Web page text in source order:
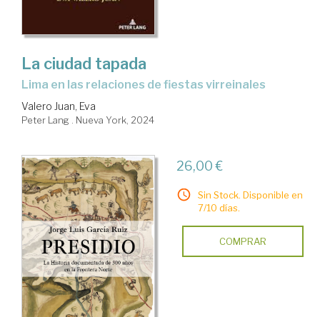
La ciudad tapada
Lima en las relaciones de fiestas virreinales
Valero Juan, Eva
Peter Lang . Nueva York, 2024
26,00 €
Sin Stock. Disponible en
7/10 días.
COMPRAR